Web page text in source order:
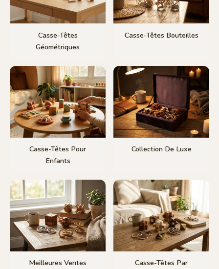
Casse-Têtes
Géométriques
Casse-Têtes Bouteilles
Casse-Têtes Pour
Enfants
Collection De Luxe
Meilleures Ventes
Casse-Têtes Par